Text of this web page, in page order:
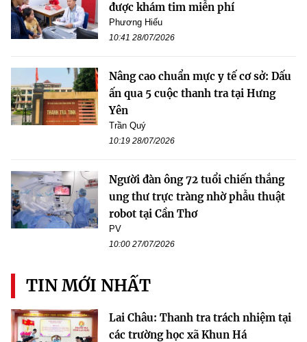
được khám tim miễn phí
Phương Hiếu
10:41 28/07/2026
Nâng cao chuẩn mực y tế cơ sở: Dấu
ấn qua 5 cuộc thanh tra tại Hưng
Yên
Trần Quý
10:19 28/07/2026
Người đàn ông 72 tuổi chiến thắng
ung thư trực tràng nhờ phẫu thuật
robot tại Cần Thơ
PV
10:00 27/07/2026
TIN MỚI NHẤT
Lai Châu: Thanh tra trách nhiệm tại
các trường học xã Khun Há